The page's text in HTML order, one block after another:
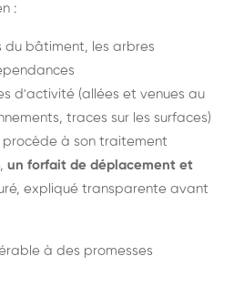
:
du bâtiment, les arbres
d'activité (allées et venues au
traces sur les surfaces)
procède à son traitement
un forfait de déplacement et
expliqué transparente avant
à des promesses